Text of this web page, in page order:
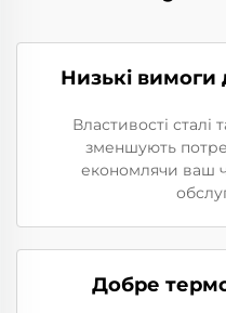
Низькі вимоги
Властивості сталі
зменшують
економлячи ваш
Добре